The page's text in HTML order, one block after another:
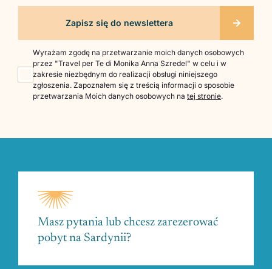
Wyrażam zgodę na przetwarzanie moich danych osobowych
przez "Travel per Te di Monika Anna Szredel" w celu i w
zakresie niezbędnym do realizacji obsługi niniejszego
zgłoszenia. Zapoznałem się z treścią informacji o sposobie
przetwarzania Moich danych osobowych na tej stronie.
Masz pytania lub chcesz zarezerować
pobyt na Sardynii?